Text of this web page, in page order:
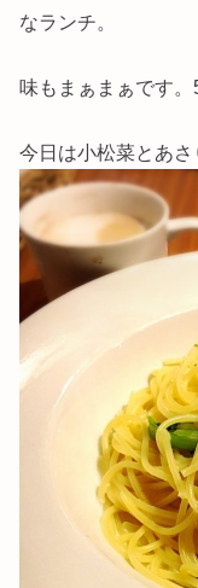
なランチ。
味もまぁまぁです。
今日は小松菜とあさ